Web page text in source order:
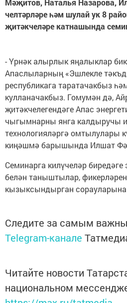
Мәҗитов, Наталья Назарова,
челтәрләре һәм шулай ук 8
җитәкчеләре катнашында
- Үрнәк алырлык яңалыклар
Апаслыларның «Эшлекле
республикага таратачакбыз
кулланачакбыз. Гомумән дә,
җитәкчелегендәге Апас
чыгымнарны янга калдыручы
технологияләргә омтылулары
киңәшмә барышында Илшат
Семинарга килүчеләр
белән таныштылар,
кызыксындырган
Следите за самым
Telegram-канале
Читайте новости
национальном